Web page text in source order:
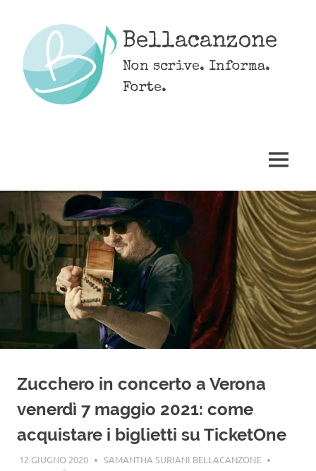
content
Bellacanzone
Non scrive. Informa.
Forte.
MENU
Zucchero in concerto a Verona
venerdì 7 maggio 2021: come
acquistare i biglietti su TicketOne
12 GIUGNO 2020
SAMANTHA SURIANI BELLACANZONE